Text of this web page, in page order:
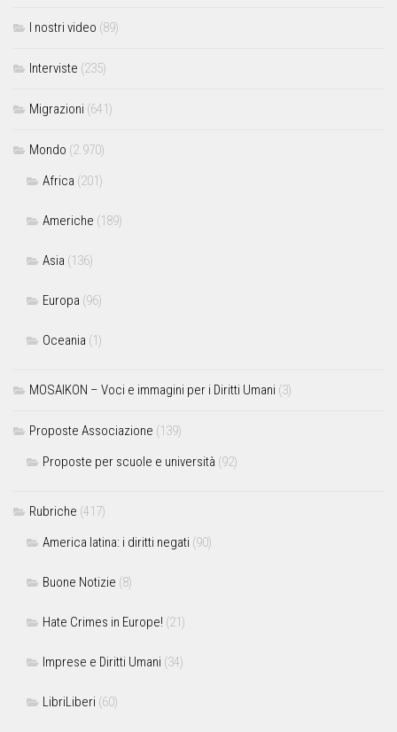
I nostri video (89)
Interviste (235)
Migrazioni (641)
Mondo (2.970)
Africa (201)
Americhe (189)
Asia (136)
Europa (96)
Oceania (1)
MOSAIKON – Voci e immagini per i Diritti Umani (3)
Proposte Associazione (139)
Proposte per scuole e università (92)
Rubriche (417)
America latina: i diritti negati (90)
Buone Notizie (8)
Hate Crimes in Europe! (21)
Imprese e Diritti Umani (34)
LibriLiberi (60)